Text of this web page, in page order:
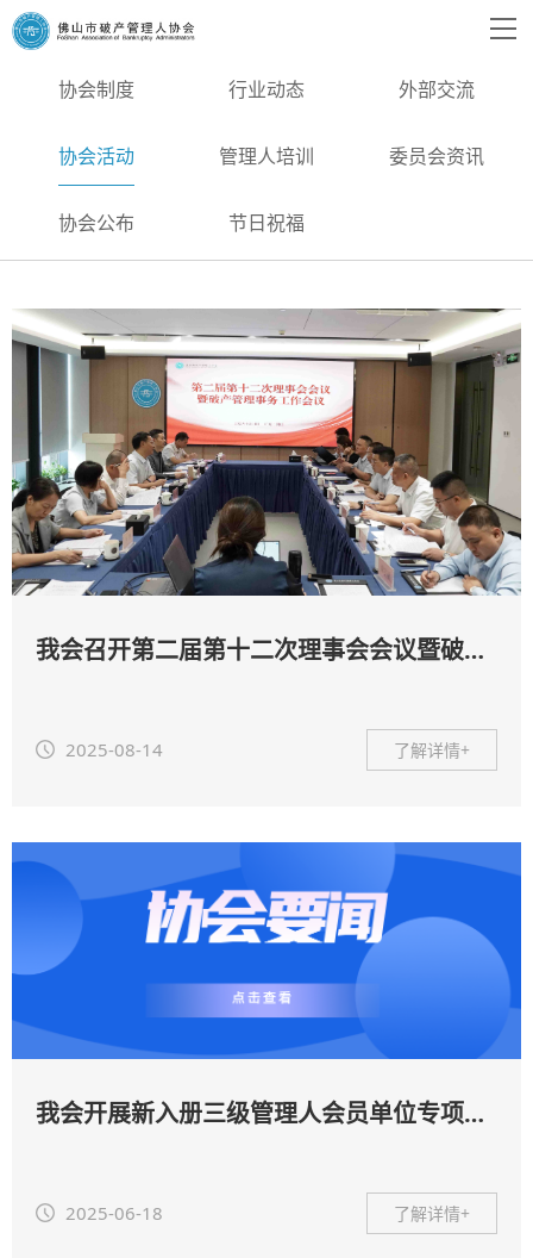
协会制度 行业动态 外部交流
协会活动 管理人培训 委员会资讯
协会公布 节日祝福
我会召开第二届第十二次理事会会议暨破产管理事务工作会议
了解详情+
2025-08-14
我会开展新入册三级管理人会员单位专项调研工作
了解详情+
2025-06-18